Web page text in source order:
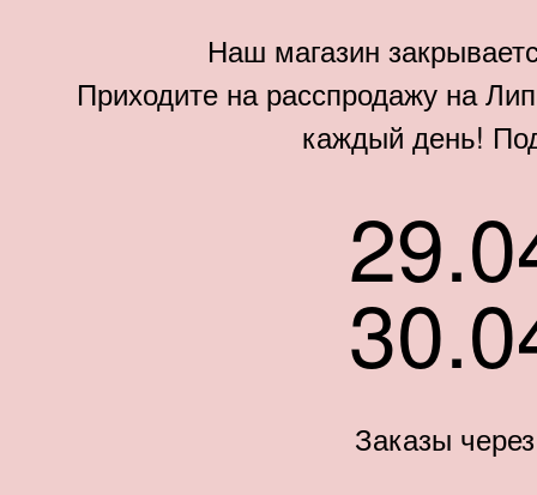
Наш магазин
Приходите на расспродажу на
каждый день!
Заказы